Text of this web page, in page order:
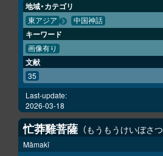
地域・カテゴリ
東アジア 中国神話
キーワード
画像有り
文献
35
Last-update:
2026-03-18
忙莽雞菩薩 もうもうけいぼさつ
Māmakī